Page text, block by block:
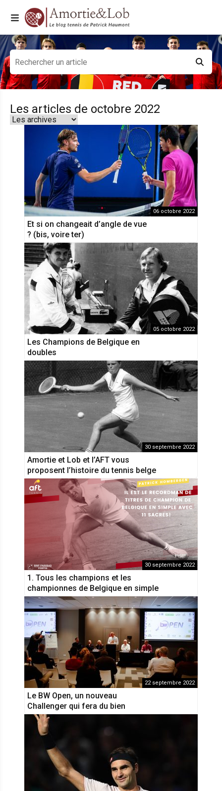
Les articles de octobre 2022
06 octobre 2022
Et si on changeait d’angle de vue
? (bis, voire ter)
05 octobre 2022
Les Champions de Belgique en
doubles
30 septembre 2022
Amortie et Lob et l’AFT vous
proposent l’histoire du tennis belge
30 septembre 2022
1. Tous les champions et les
championnes de Belgique en simple
22 septembre 2022
Le BW Open, un nouveau
Challenger qui fera du bien